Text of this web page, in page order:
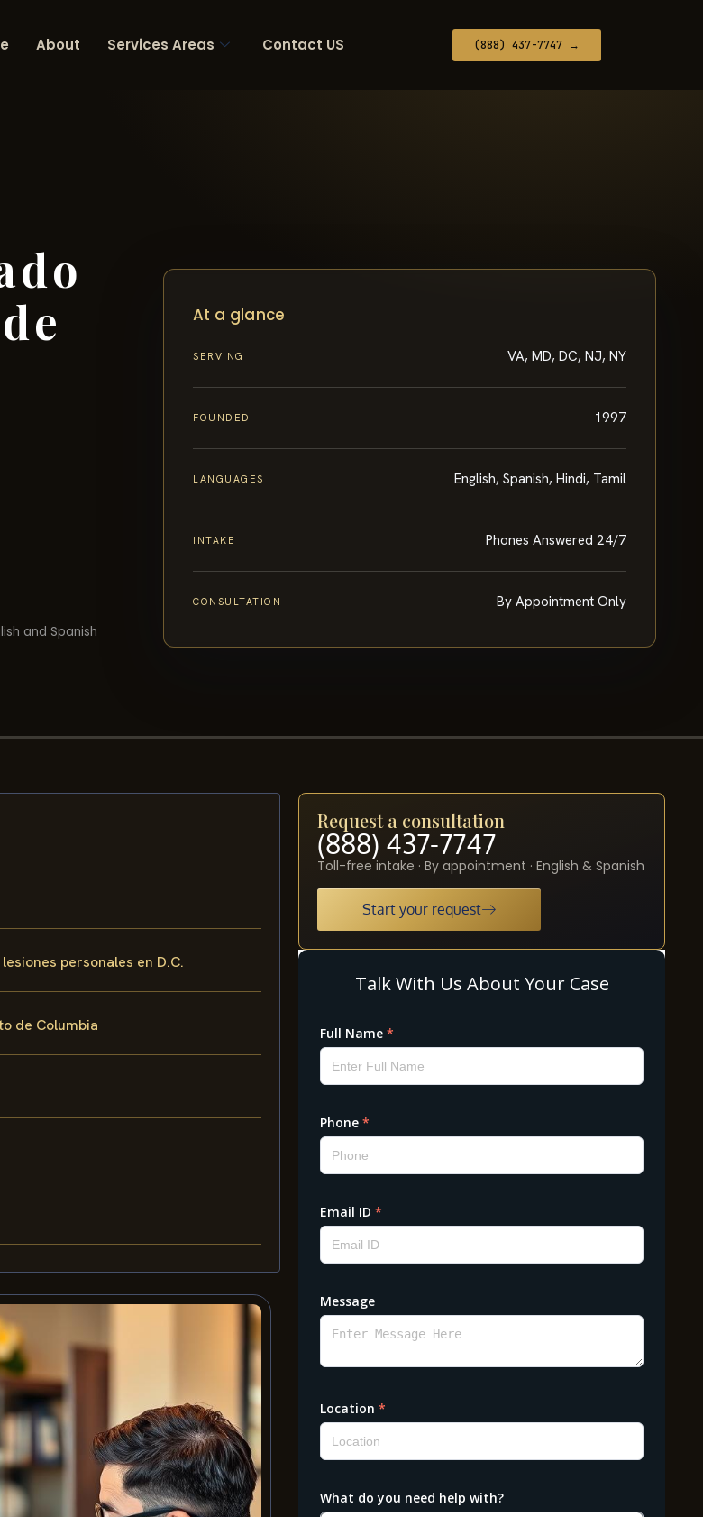
About Services Areas Contact US (888) 437-7747 →
and Spanish
At a glance
SERVING VA, MD, DC, NJ, NY
FOUNDED 1997
LANGUAGES English, Spanish, Hindi, Tamil
INTAKE Phones Answered 24/7
CONSULTATION By Appointment Only
personales en D.C.
de Columbia
Request a consultation
(888) 437-7747
Toll-free intake · By appointment · English & Spanish
Start your request